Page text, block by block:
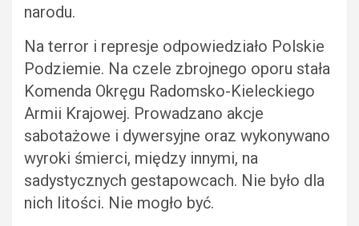
narodu.
Na terror i represje odpowiedziało Polskie
Podziemie. Na czele zbrojnego oporu stała
Komenda Okręgu Radomsko-Kieleckiego
Armii Krajowej. Prowadzano akcje
sabotażowe i dywersyjne oraz wykonywano
wyroki śmierci, między innymi, na
sadystycznych gestapowcach. Nie było dla
nich litości. Nie mogło być.